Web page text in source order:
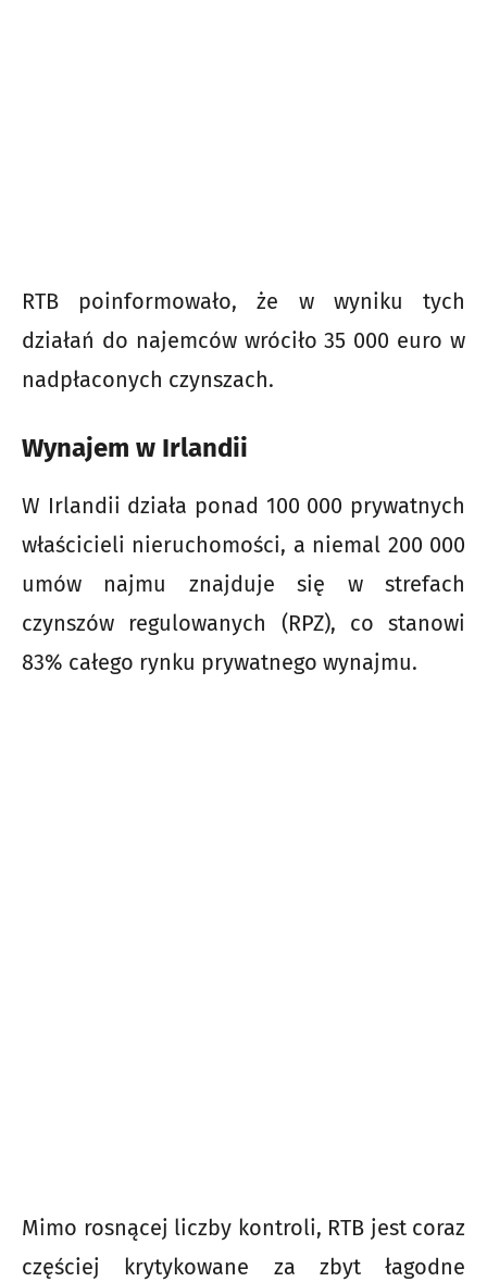
RTB poinformowało, że w wyniku tych
działań do najemców wróciło 35 000 euro w
nadpłaconych czynszach.
Wynajem w Irlandii
W Irlandii działa ponad 100 000 prywatnych
właścicieli nieruchomości, a niemal 200 000
umów najmu znajduje się w strefach
czynszów regulowanych (RPZ), co stanowi
83% całego rynku prywatnego wynajmu.
Mimo rosnącej liczby kontroli, RTB jest coraz
częściej krytykowane za zbyt łagodne